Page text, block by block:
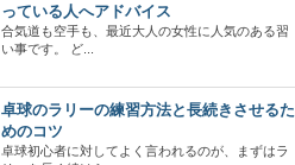
っている人へアドバイス
合気道も空手も、最近大人の女性に人気のある習
い事です。 ど...
卓球のラリーの練習方法と長続きさせるた
めのコツ
卓球初心者に対してよく言われるのが、まずはラ